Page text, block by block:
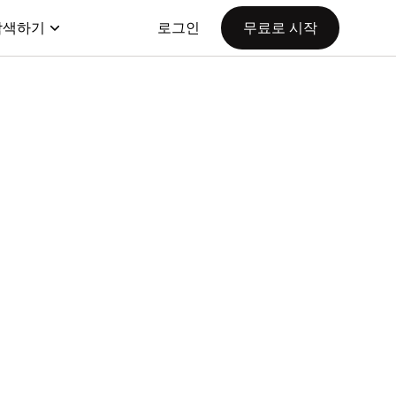
하기 로그인 무료로 시작